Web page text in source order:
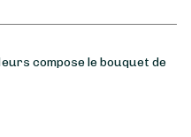
compose le bouquet de